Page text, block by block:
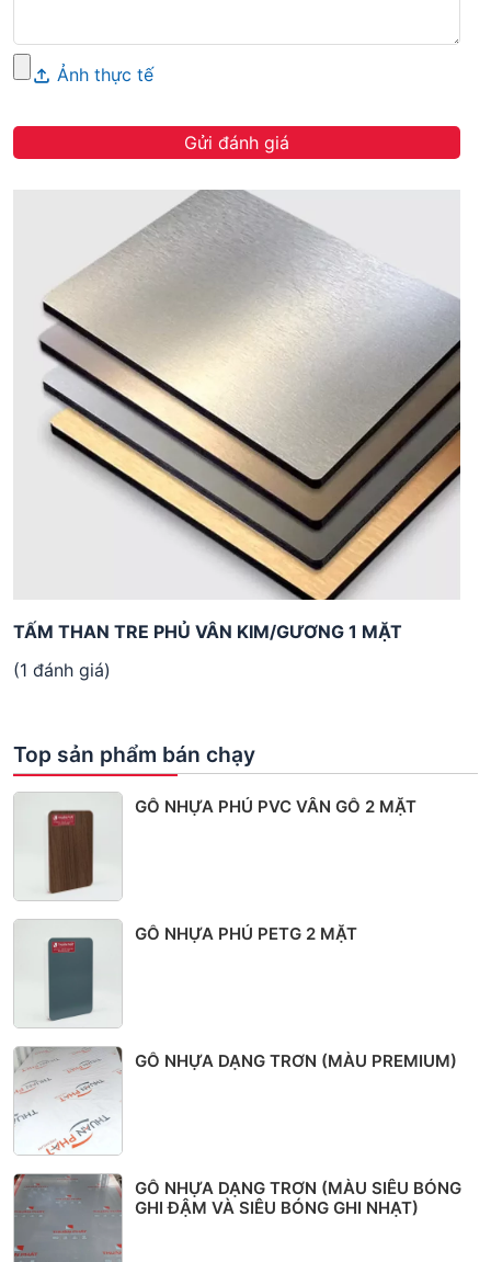
Gửi đánh giá
TẤM THAN TRE PHỦ VÂN KIM/GƯƠNG 1 MẶT
(1 đánh giá)
Top sản phẩm bán chạy
GỖ NHỰA PHỦ PVC VÂN GỖ 2 MẶT
GỖ NHỰA PHỦ PETG 2 MẶT
GỖ NHỰA DẠNG TRƠN (MÀU PREMIUM)
GỖ NHỰA DẠNG TRƠN (MÀU SIÊU BÓNG
GHI ĐẬM VÀ SIÊU BÓNG GHI NHẠT)